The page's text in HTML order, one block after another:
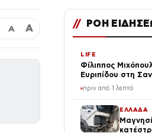
Α Α // ΡΟΗ
LIFE
Φίλιππος
Ευριπίδου στη
πριν από 1 λεπτό
ΕΛΛΑΔΑ